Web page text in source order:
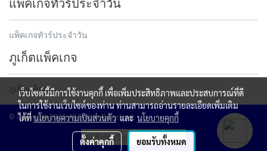
แพ็คเกจทัวร์ประจำวัน
แพ็คเกจทัวร์ประจำวัน
ภูเก็ตแพ็คเกจ
ภูเก็ตแพ็คเกจ
© Copyright 2022 All Rights Reserved.
ผู้เข้าชมวันนี้ 1,147
เว็บไซต์นี้มีการใช้งานคุกกี้ เพื่อเพิ่มประสิทธิภาพและประสบการณ์ที่ดี
ในการใช้งานเว็บไซต์ของท่าน ท่านสามารถอ่านรายละเอียดเพิ่มเติม
ได้ที่นโยบายความเป็นส่วนตัวและ นโยบายคุกกี้
ตั้งค่าคุกกี้ ยอมรับทั้งหมด